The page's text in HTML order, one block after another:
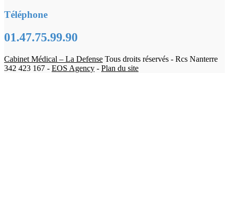
Téléphone
01.47.75.99.90
Cabinet Médical – La Defense Tous droits réservés - Rcs Nanterre
342 423 167 - EOS Agency - Plan du site